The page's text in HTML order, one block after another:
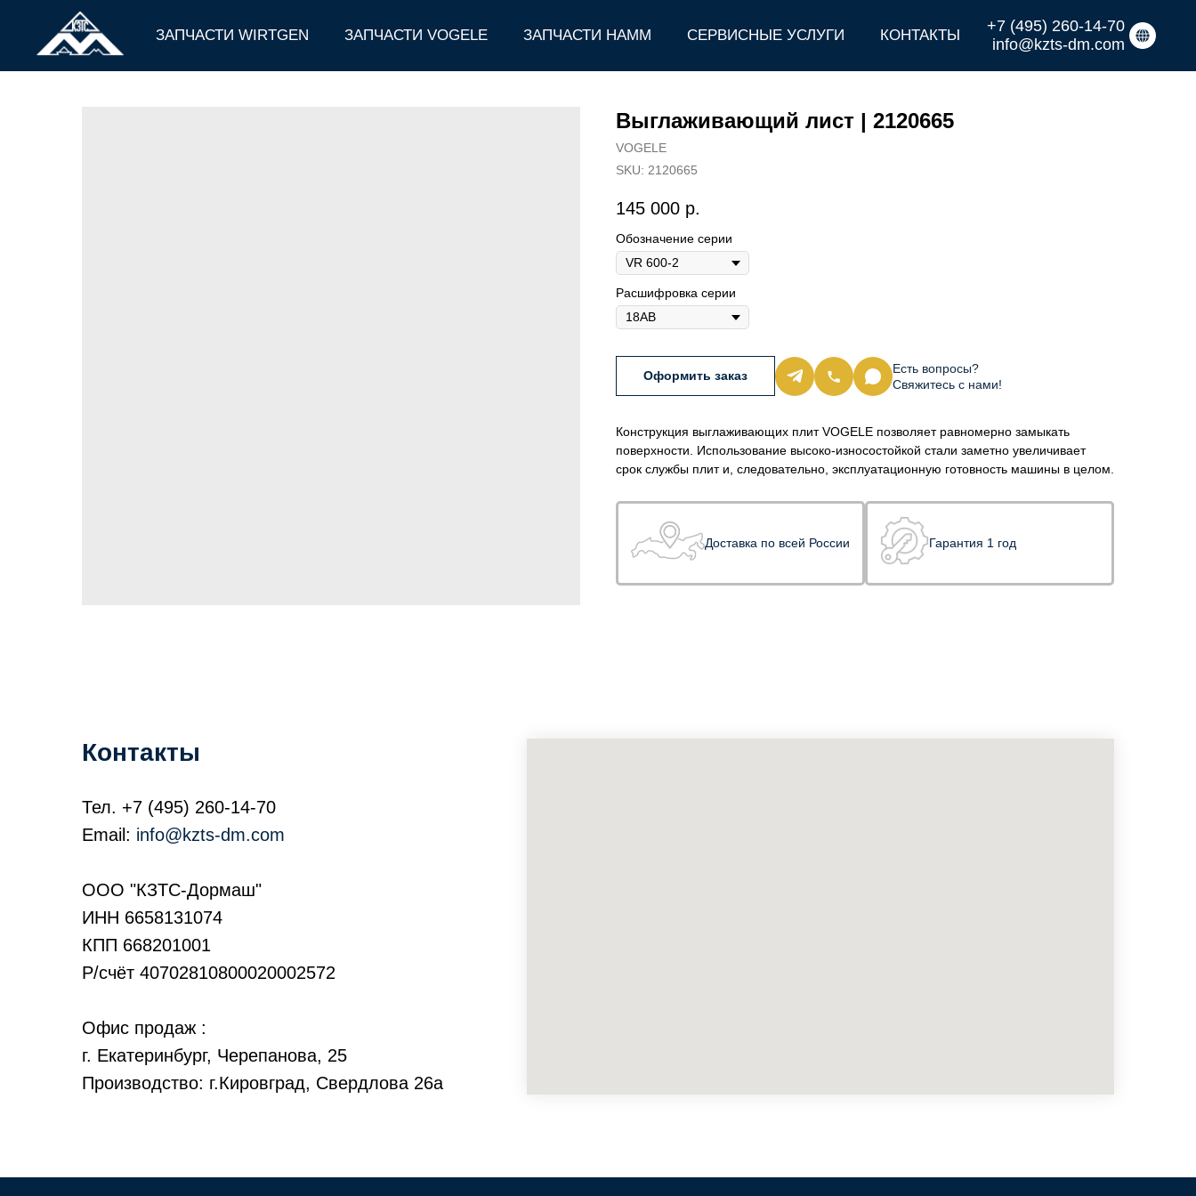
ЗАПЧАСТИ WIRTGEN ЗАПЧАСТИ VOGELE ЗАПЧАСТИ HAMM СЕРВИСНЫЕ УСЛУГИ КОНТАКТЫ
+7 (495) 260-14-70
info@kzts-dm.com
Выглаживающий лист | 2120665
VOGELE
SKU: 2120665
145 000 р.
Обозначение серии
Расшифровка серии
Оформить заказ
Есть вопросы?
Свяжитесь с нами!
Конструкция выглаживающих плит VOGELE позволяет равномерно замыкать
поверхности. Использование высоко-износостойкой стали заметно увеличивает
срок службы плит и, следовательно, эксплуатационную готовность машины в целом.
Доставка по всей России Гарантия 1 год
Контакты
Тел. +7 (495) 260-14-70
Email: info@kzts-dm.com
ООО "КЗТС-Дормаш"
ИНН 6658131074
КПП 668201001
Р/счёт 40702810800020002572
Офис продаж :
г. Екатеринбург, Черепанова, 25
Производство: г.Кировград, Свердлова 26а